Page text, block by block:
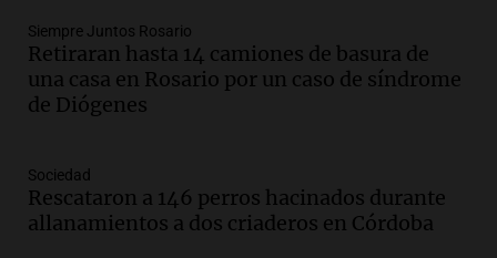
Audio.Recomendaciones de vino
bonarda para disfrutar el fin de semana
en Mendoza
Panorama Federal
Audio.
en la Sociedad Rural de Bulaya con
actividades para toda la familia
Siempre Juntos Rosario
Retiraran hasta 14 camiones de basura de
una casa en Rosario por un caso de síndrome
de Diógenes
Sociedad
Rescataron a 146 perros hacinados durante
allanamientos a dos criaderos en Córdoba